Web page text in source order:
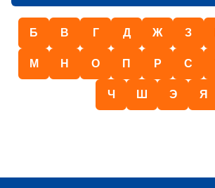
Б В Г Д Ж З
М Н О П Р С
Ч Ш Э Я